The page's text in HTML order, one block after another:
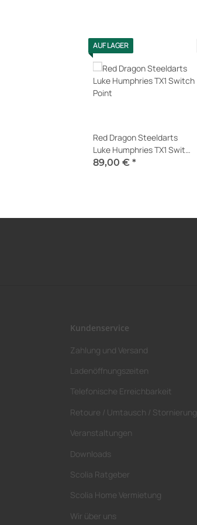
AUF LAGER
Red Dragon Steeldarts
Luke Humphries TX1 Switch
Point
89,00 € *
Kundenservice
Zahlung und Versand
Ladenöffnungszeiten
Telefonische Erreichbarkeit
Retoure / Umtausch / Stornierung
Veranstaltungen
Downloads
Scolia Ratgeber
Scolia Home Vermietung
Wir über uns